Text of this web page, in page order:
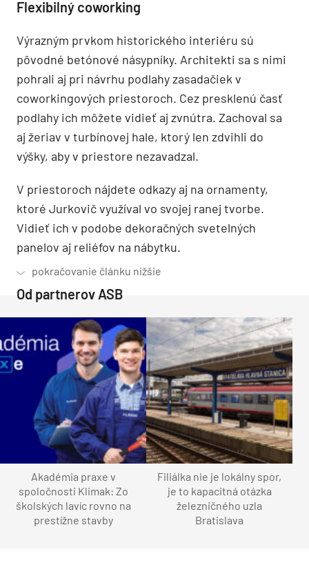
Flexibilný coworking
Výrazným prvkom historického interiéru sú
pôvodné betónové násypníky. Architekti sa s nimi
pohrali aj pri návrhu podlahy zasadačiek v
coworkingových priestoroch. Cez presklenú časť
podlahy ich môžete vidieť aj zvnútra. Zachoval sa
aj žeriav v turbínovej hale, ktorý len zdvihli do
výšky, aby v priestore nezavadzal.
V priestoroch nájdete odkazy aj na ornamenty,
ktoré Jurkovič využíval vo svojej ranej tvorbe.
Vidieť ich v podobe dekoračných svetelných
panelov aj reliéfov na nábytku.
Od partnerov ASB
Akadémia praxe v
spoločnosti Klimak: Zo
školských lavíc rovno na
prestížne stavby
Filiálka nie je lokálny spor,
je to kapacitná otázka
železničného uzla
Bratislava